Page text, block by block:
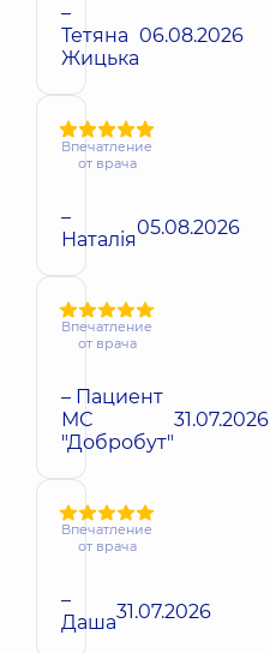
–
Тетяна
Жицька
06.08.2026
Впечатление
от врача
–
Наталія05.08.2026
Впечатление
от врача
– Пациент
МС
"Добробут"
31.07.2026
Впечатление
от врача
–
Даша31.07.2026